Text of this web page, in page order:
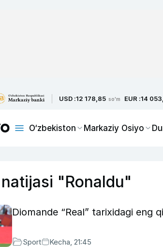
USD :12 178,85 so'm EUR :14
O‘zbekiston Markaziy Osiyo
"Ronaldu"
Diomande “Real” tarixidagi eng
Sport Kecha, 21:45